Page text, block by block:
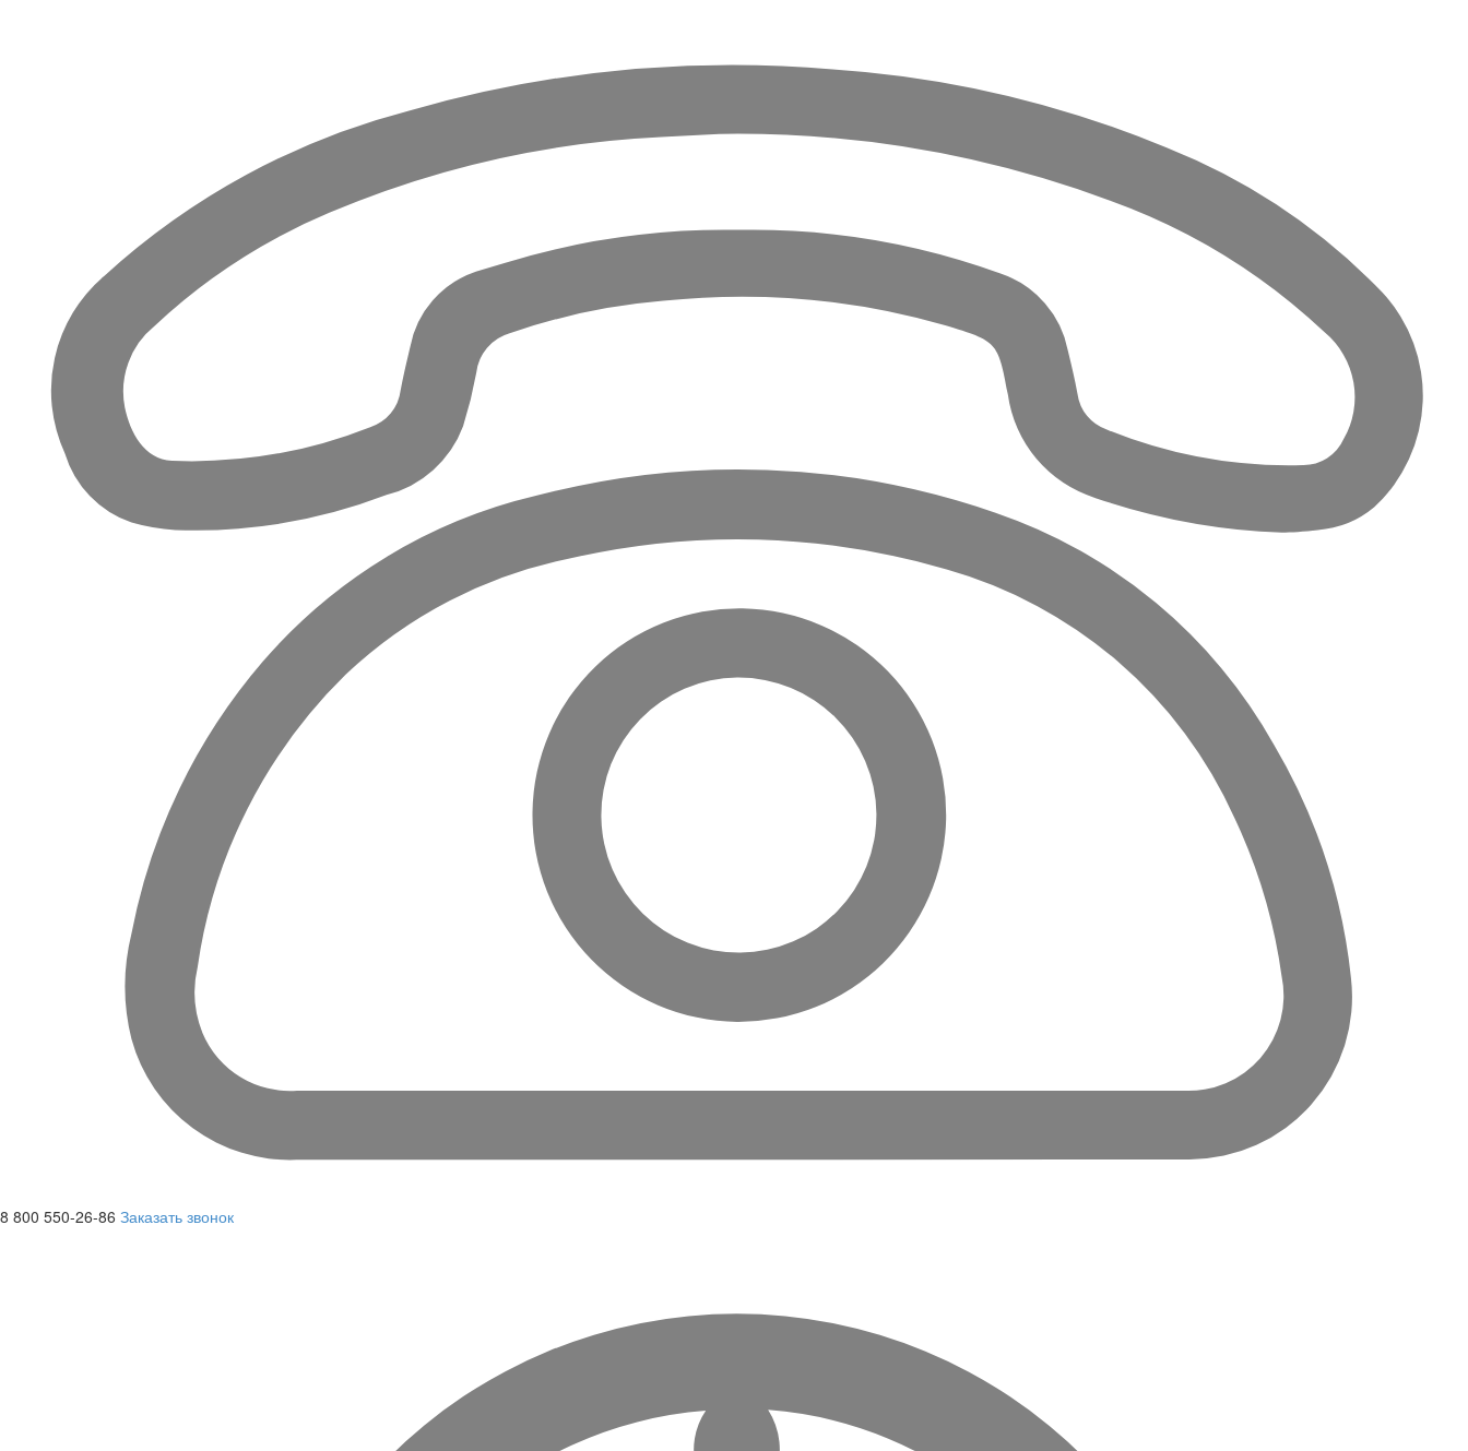
8 800 550-26-86 Заказать звонок